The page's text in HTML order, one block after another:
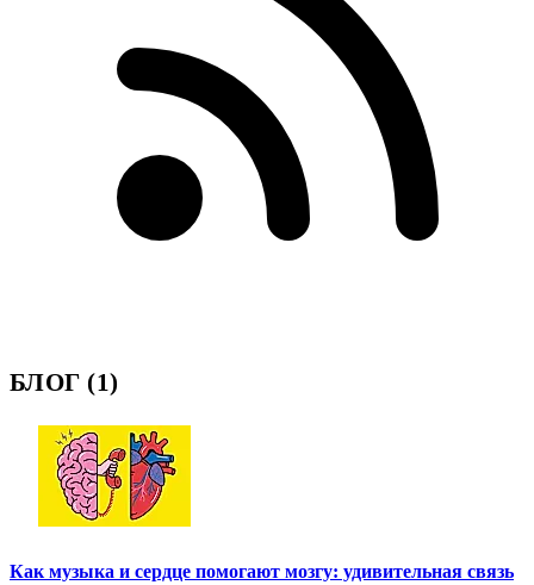
БЛОГ (1)
Как музыка и сердце помогают мозгу: удивительная связь